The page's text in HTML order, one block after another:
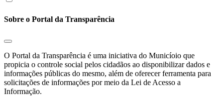
Sobre o Portal da Transparência
O Portal da Transparência é uma iniciativa do Municíoio que
propicia o controle social pelos cidadãos ao disponibilizar dados e
informações públicas do mesmo, além de oferecer ferramenta para
solicitações de informações por meio da Lei de Acesso a
Informação.